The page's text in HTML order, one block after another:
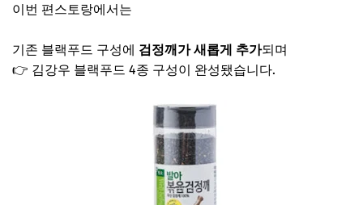
이번 편스토랑에서는
기존 블랙푸드 구성에 검정깨가 새롭게 추가되며
👉 김강우 블랙푸드 4종 구성이 완성됐습니다.